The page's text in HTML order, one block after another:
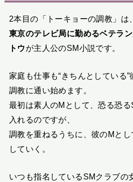
2本目の「トーキョーの調教」は、
東京のテレビ局に勤めるベテラ
トウが主人公のSM小説です。
家庭も仕事も“きちんとしている
調教に通い始めます。
最初は素人のMとして、恐る恐
入れるのですが、
調教を重ねるうちに、彼のMと
していく。
いつも指名しているSMクラブの